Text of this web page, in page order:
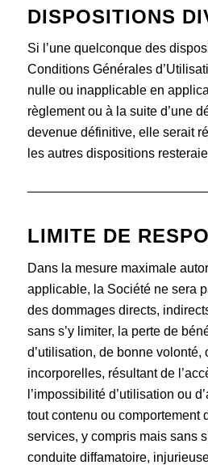
DISPOSITIONS
Si l’une quelconque des
Conditions Générales
nulle ou inapplicable en
règlement ou à la suite d’une
devenue définitive, elle serait
les autres dispositions
LIMITE DE
Dans la mesure maximale
applicable, la Société ne sera
des dommages directs,
sans s’y limiter, la perte de
d’utilisation, de bonne volonté,
incorporelles, résultant de
l’impossibilité d’utilisation ou
tout contenu ou comportement
services, y compris mais sans
conduite diffamatoire,